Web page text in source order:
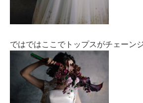
ではではここでトップスがチェーン